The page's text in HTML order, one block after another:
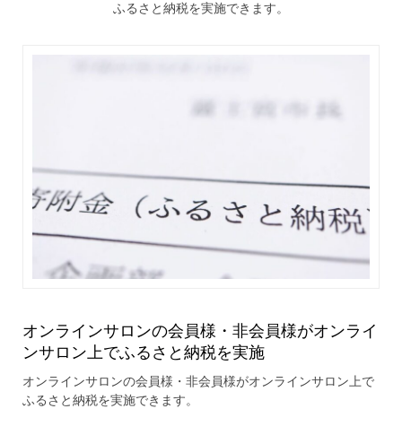
ふるさと納税を実施できます。
オンラインサロンの会員様・非会員様がオンライ
ンサロン上でふるさと納税を実施
オンラインサロンの会員様・非会員様がオンラインサロン上で
ふるさと納税を実施できます。